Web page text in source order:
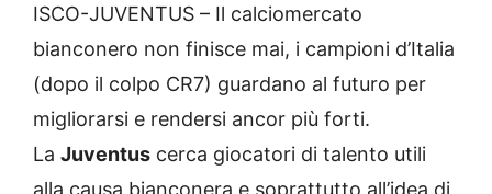
ISCO-JUVENTUS – Il calciomercato
bianconero non finisce mai, i campioni d’Italia
(dopo il colpo CR7) guardano al futuro per
migliorarsi e rendersi ancor più forti.
La Juventus cerca giocatori di talento utili
alla causa bianconera e soprattutto all’idea di